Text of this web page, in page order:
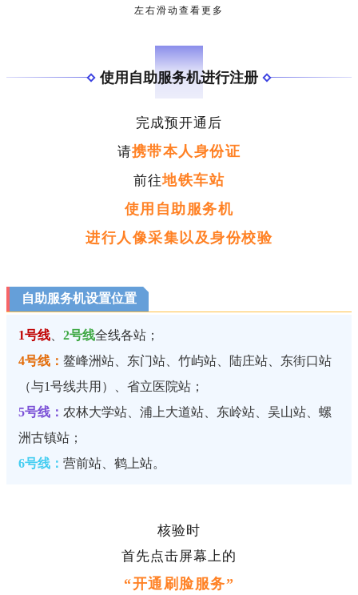
左右滑动查看更多
02
使用自助服务机进行注册
完成预开通后
请携带本人身份证
前往地铁车站
使用自助服务机
进行人像采集以及身份校验
自助服务机设置位置
1号线 2号线全线各站；
4号线： 鳌峰洲站、东门站、竹屿站、陆庄站、东街口站
（与1号线共用）、省立医院站；
5号线： 农林大学站、浦上大道站、东岭站、吴山站、螺
洲古镇站；
6号线： 营前站、鹤上站。
核验时
首先点击屏幕上的
“开通刷脸服务”